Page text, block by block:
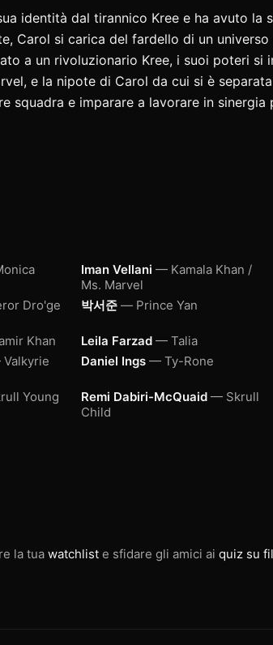
identità dal tirannico Kree e ha avuto la
Carol si carica del fardello di un
a un rivoluzionario Kree, i suoi poteri si
e la nipote di Carol da cui si è
squadra e imparare a lavorare in sinergia
Iman Vellani — Kamala Khan /
Ms. Marvel
Dro'ge 박서준 — Prince Yan
Khan Leila Farzad — Talia
Daniel Ings — Ty-Rone
Young
Remi Dabiri-McQuaid — Skrull
Child
la tua watchlist e sfidare gli amici ai quiz su